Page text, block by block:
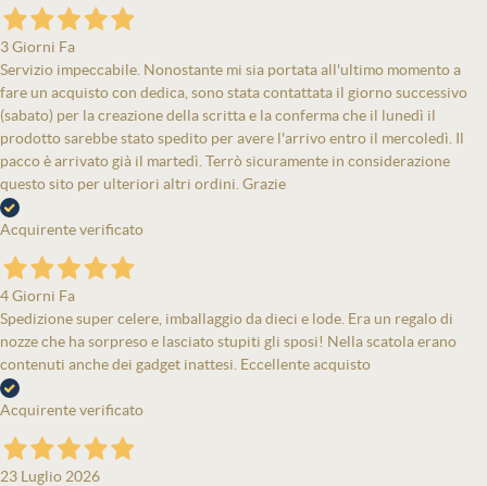
3 Giorni Fa
Servizio impeccabile. Nonostante mi sia portata all'ultimo momento a
fare un acquisto con dedica, sono stata contattata il giorno successivo
(sabato) per la creazione della scritta e la conferma che il lunedì il
prodotto sarebbe stato spedito per avere l'arrivo entro il mercoledì. Il
pacco è arrivato già il martedì. Terrò sicuramente in considerazione
questo sito per ulteriori altri ordini. Grazie
Acquirente verificato
4 Giorni Fa
Spedizione super celere, imballaggio da dieci e lode. Era un regalo di
nozze che ha sorpreso e lasciato stupiti gli sposi! Nella scatola erano
contenuti anche dei gadget inattesi. Eccellente acquisto
Acquirente verificato
23 Luglio 2026